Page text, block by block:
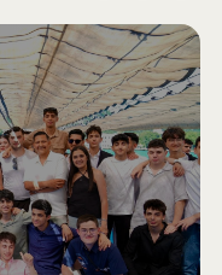
Edin
Takip Edin